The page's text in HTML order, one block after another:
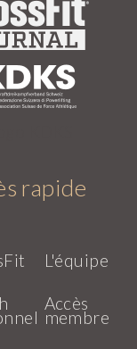
rapide
L'équipe
Accès
membre